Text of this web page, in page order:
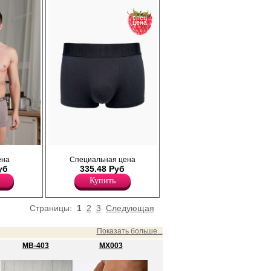
не
идеальное облегание фигуры. Подходят
для ежедневного ношения, занятий
спортом.
Бамбук 68%
Хлопок 28%
и
в
стирка
добавлением эластана, прилегающего
силуэта, профилированным гульфиком,
открытой резинкой.
Хлопок 95%
Эластан 5%
спец
цена
Специальная цена
335.48 Руб
Купить
Страницы: 1 2 3 Следующая
Показать больше...
MB-403 MX003